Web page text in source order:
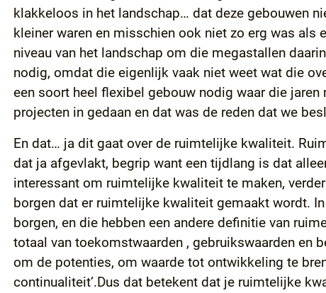
klakkeloos in het landschap… dat deze gebouwen
kleiner waren en misschien ook niet zo erg was als
niveau van het landschap om die megastallen
nodig, omdat die eigenlijk vaak niet weet wat die
een soort heel flexibel gebouw nodig waar die
projecten in gedaan en dat was de reden dat we
En dat… ja dit gaat over de ruimtelijke kwaliteit.
dat ja afgevlakt, begrip want een tijdlang is dat
interessant om ruimtelijke kwaliteit te maken,
borgen dat er ruimtelijke kwaliteit gemaakt wordt.
borgen, en die hebben een andere definitie van
totaal van toekomstwaarden , gebruikswaarden en
om de potenties, om waarde tot ontwikkeling te
continualiteit’.Dus dat betekent dat je ruimtelijke